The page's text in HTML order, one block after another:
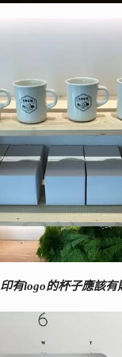
印有logo的杯子應該有